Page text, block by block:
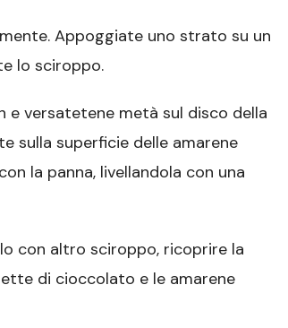
Appoggiate uno strato su un
lo sciroppo.
e versatetene metà sul disco della
sulla superficie delle amarene
la panna, livellandola con una
con altro sciroppo, ricoprire la
di cioccolato e le amarene